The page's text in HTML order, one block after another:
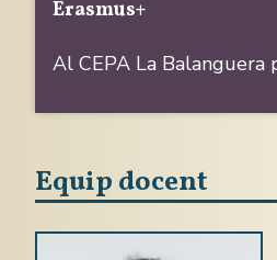
Erasmus+
Al CEPA La Balanguera
Equip docent